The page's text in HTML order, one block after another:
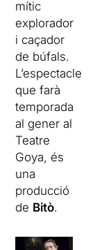
mític
explorador
i caçador
de búfals.
L’espectacle
que farà
temporada
al gener al
Teatre
Goya, és
una
producció
de Bitò.